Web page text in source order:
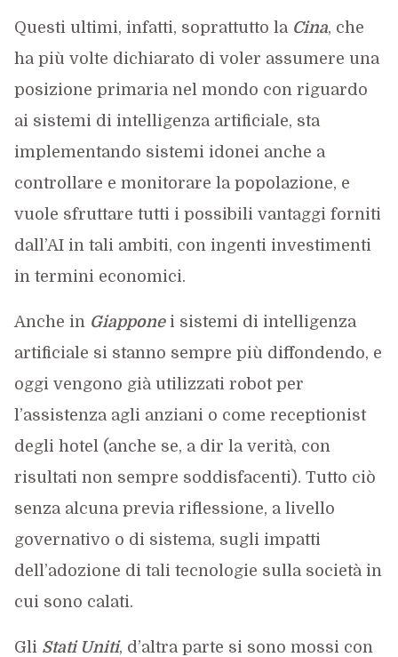
Questi ultimi, infatti, soprattutto la Cina, che
ha più volte dichiarato di voler assumere una
posizione primaria nel mondo con riguardo
ai sistemi di intelligenza artificiale, sta
implementando sistemi idonei anche a
controllare e monitorare la popolazione, e
vuole sfruttare tutti i possibili vantaggi forniti
dall’AI in tali ambiti, con ingenti investimenti
in termini economici.
Anche in Giapponei sistemi di intelligenza
artificiale si stanno sempre più diffondendo, e
oggi vengono già utilizzati robot per
l’assistenza agli anziani o come receptionist
degli hotel (anche se, a dir la verità, con
risultati non sempre soddisfacenti). Tutto ciò
senza alcuna previa riflessione, a livello
governativo o di sistema, sugli impatti
dell’adozione di tali tecnologie sulla società in
cui sono calati.
Gli Stati Uniti, d’altra parte si sono mossi con